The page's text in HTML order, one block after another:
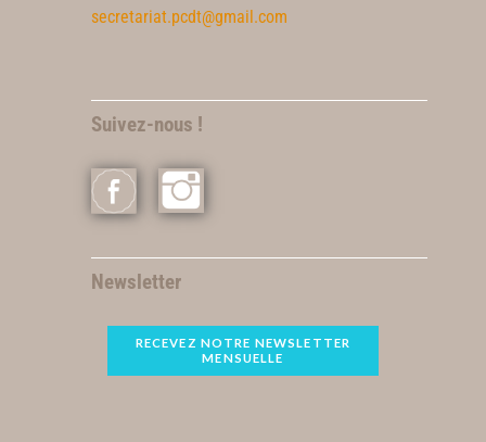
secretariat.pcdt@gmail.com
Suivez-nous !
Newsletter
RECEVEZ NOTRE NEWSLETTER
MENSUELLE